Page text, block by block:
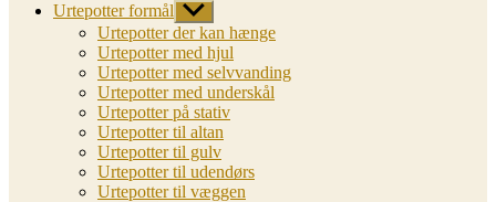
Urtepotter formål Vis
undermenu
Urtepotter der kan hænge
Urtepotter med hjul
Urtepotter med selvvanding
Urtepotter med underskål
Urtepotter på stativ
Urtepotter til altan
Urtepotter til gulv
Urtepotter til udendørs
Urtepotter til væggen